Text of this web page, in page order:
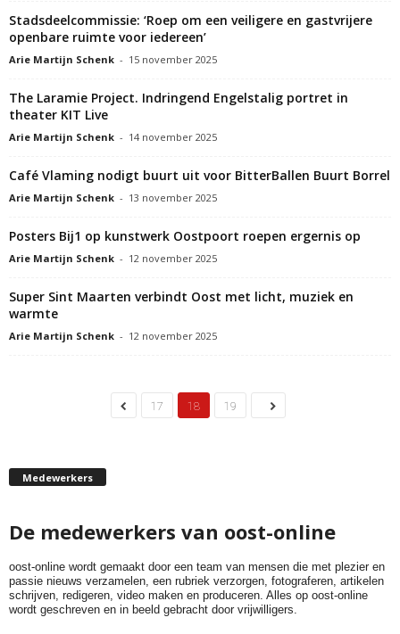
Stadsdeelcommissie: ‘Roep om een veiligere en gastvrijere
openbare ruimte voor iedereen’
Arie Martijn Schenk - 15 november 2025
The Laramie Project. Indringend Engelstalig portret in
theater KIT Live
Arie Martijn Schenk - 14 november 2025
Café Vlaming nodigt buurt uit voor BitterBallen Buurt Borrel
Arie Martijn Schenk - 13 november 2025
Posters Bij1 op kunstwerk Oostpoort roepen ergernis op
Arie Martijn Schenk - 12 november 2025
Super Sint Maarten verbindt Oost met licht, muziek en
warmte
Arie Martijn Schenk - 12 november 2025
17 18 19
Medewerkers
De medewerkers van oost-online
oost-online wordt gemaakt door een team van mensen die met plezier en
passie nieuws verzamelen, een rubriek verzorgen, fotograferen, artikelen
schrijven, redigeren, video maken en produceren. Alles op oost-online
wordt geschreven en in beeld gebracht door vrijwilligers.